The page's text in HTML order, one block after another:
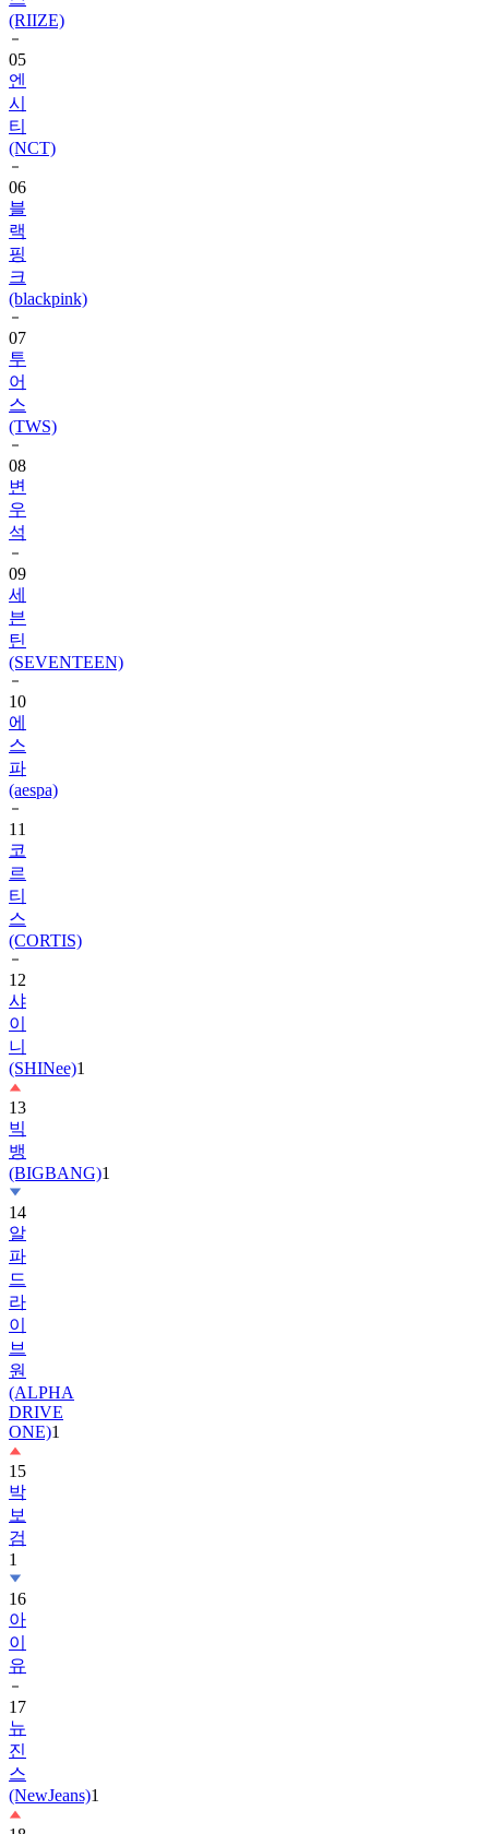
(RIIZE)
05
엔
시
티
(NCT)
06
블
랙
핑
크
(blackpink)
07
투
어
스
(TWS)
08
변
우
석
09
세
븐
틴
(SEVENTEEN)
10
에
스
파
(aespa)
11
코
르
티
스
(CORTIS)
12
샤
이
니
(SHINee)1
13
빅
뱅
(BIGBANG)1
14
알
파
드
라
이
브
원
(ALPHA
DRIVE
ONE)1
15
박
보
검
1
16
아
이
유
17
뉴
진
스
(NewJeans)1